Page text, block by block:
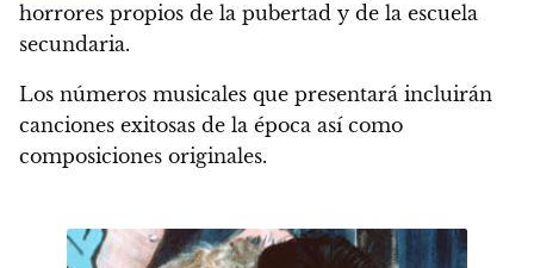
horrores propios de la pubertad y de la escuela
secundaria.
Los números musicales que presentará incluirán
canciones exitosas de la época así como
composiciones originales.